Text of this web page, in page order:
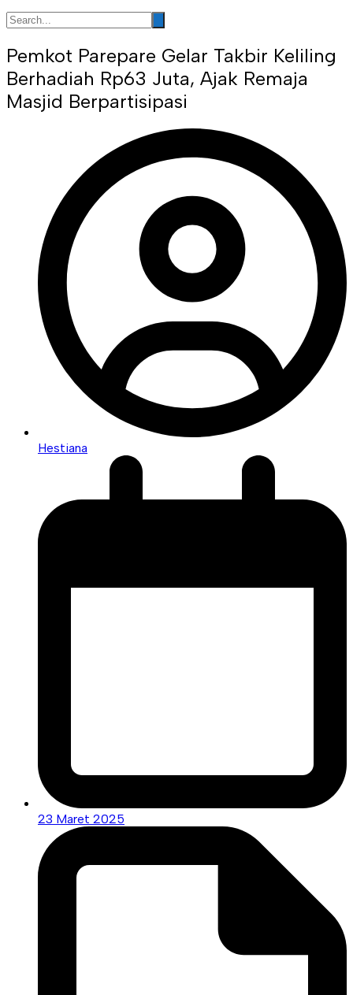
Pemkot Parepare Gelar Takbir Keliling
Berhadiah Rp63 Juta, Ajak Remaja
Masjid Berpartisipasi
Hestiana
23 Maret 2025